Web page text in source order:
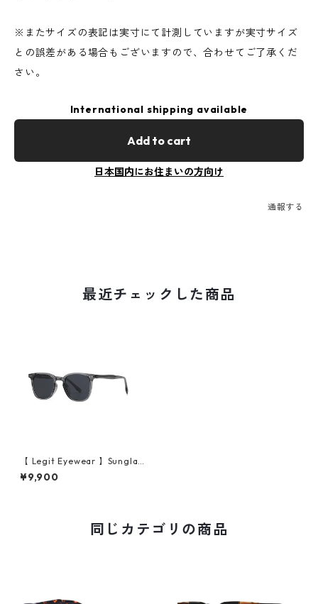
※またサイズの表記は実寸にて計測していますが実寸サイズ
との誤差がある場合もございますので、合わせてご了承くだ
さい。
International shipping available
Add to cart
日本国内にお住まいの方向け
通報する
最近チェックした商品
【 Legit Eyewear 】Sunglas
ses Ninmyo (Grey/Grey)
¥9,900
同じカテゴリの商品